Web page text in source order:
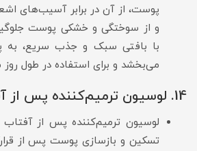
و از سوختگی و خشکی پوست
با بافتی سبک و جذب سریع، به
می‌بخشد و برای استفاده در طول
14. لوسیون ترمیم‌کننده پس از آفتاب دکتر ژیلا
لوسیون ترمیم‌کننده پس از آفتاب
تسکین و بازسازی پوست پس از